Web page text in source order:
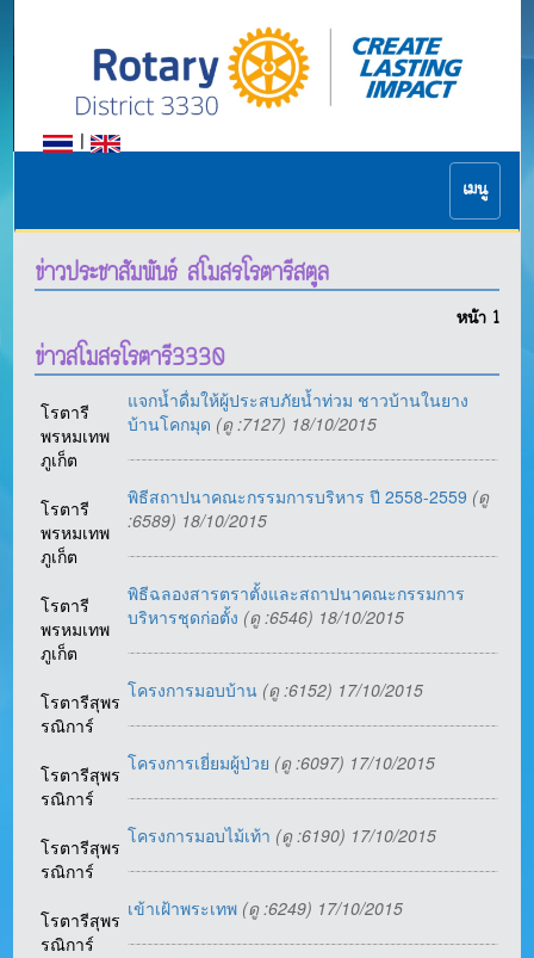
|
เมนู
ข่าวประชาสัมพันธ์ สโมสรโรตารีสตูล
หน้า 1
ข่าวสโมสรโรตารี3330
โรตารี
พรหมเทพ
ภูเก็ต
แจกน้ำดื่มให้ผู้ประสบภัยน้ำท่วม ชาวบ้านในยาง
บ้านโคกมุด (ดู :7127) 18/10/2015
โรตารี
พรหมเทพ
ภูเก็ต
พิธีสถาปนาคณะกรรมการบริหาร ปี 2558-2559 (ดู
:6589) 18/10/2015
โรตารี
พรหมเทพ
ภูเก็ต
พิธีฉลองสารตราตั้งและสถาปนาคณะกรรมการ
บริหารชุดก่อตั้ง (ดู :6546) 18/10/2015
โรตารีสุพร
รณิการ์
โครงการมอบบ้าน (ดู :6152) 17/10/2015
โรตารีสุพร
รณิการ์
โครงการเยี่ยมผู้ป่วย (ดู :6097) 17/10/2015
โรตารีสุพร
รณิการ์
โครงการมอบไม้เท้า (ดู :6190) 17/10/2015
โรตารีสุพร
รณิการ์
เข้าเฝ้าพระเทพ (ดู :6249) 17/10/2015